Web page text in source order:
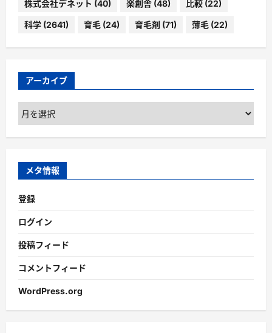
株式会社デネット (40) 楽創舎 (48) 比較 (22)
科学 (2641) 育毛 (24) 育毛剤 (71) 薄毛 (22)
アーカイブ
ア
ー
カ
ブ
メタ情報
登録
ログイン
投稿フィード
コメントフィード
WordPress.org